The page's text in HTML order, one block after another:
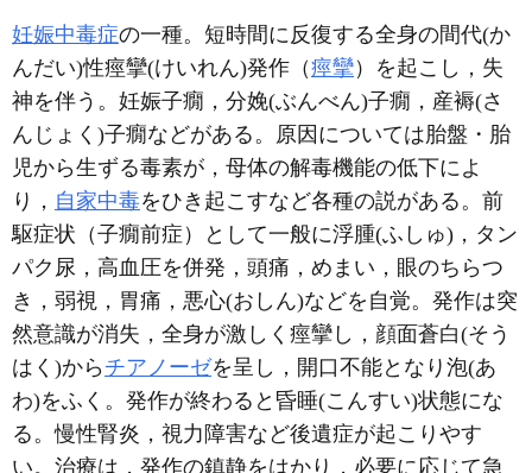
妊娠中毒症の一種。短時間に反復する全身の間代(か
んだい)性痙攣(けいれん)発作（痙攣）を起こし，失
神を伴う。妊娠子癇，分娩(ぶんべん)子癇，産褥(さ
んじょく)子癇などがある。原因については胎盤・胎
児から生ずる毒素が，母体の解毒機能の低下によ
り， 自家中毒をひき起こすなど各種の説がある。前
駆症状（子癇前症）として一般に浮腫(ふしゅ)，タン
パク尿，高血圧を併発，頭痛，めまい，眼のちらつ
き，弱視，胃痛，悪心(おしん)などを自覚。発作は突
然意識が消失，全身が激しく痙攣し，顔面蒼白(そう
はく)から チアノーゼを呈し，開口不能となり泡(あ
わ)をふく。発作が終わると昏睡(こんすい)状態にな
る。慢性腎炎，視力障害など後遺症が起こりやす
い。治療は，発作の鎮静をはかり，必要に応じて急